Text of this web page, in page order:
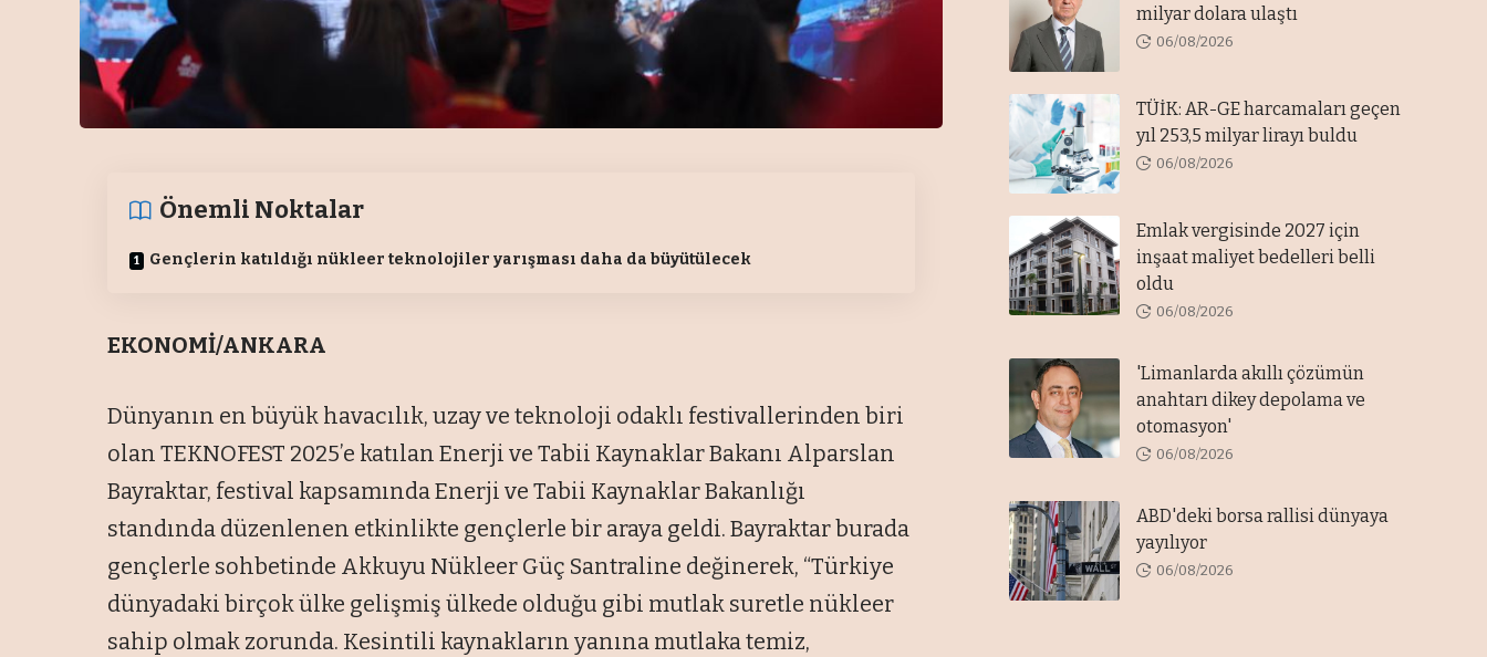
Önemli Noktalar
Gençlerin katıldığı nükleer teknolojiler yarışması daha da büyütülecek
EKONOMİ/ANKARA
Dünyanın en büyük havacılık, uzay ve teknoloji odaklı festivallerinden biri
olan TEKNOFEST 2025’e katılan Enerji ve Tabii Kaynaklar Bakanı Alparslan
Bayraktar, festival kapsamında Enerji ve Tabii Kaynaklar Bakanlığı
standında düzenlenen etkinlikte gençlerle bir araya geldi. Bayraktar burada
gençlerle sohbetinde Akkuyu Nükleer Güç Santraline değinerek, “Türkiye
dünyadaki birçok ülke gelişmiş ülkede olduğu gibi mutlak suretle nükleer
sahip olmak zorunda. Kesintili kaynakların yanına mutlaka temiz,
milyar dolara ulaştı
06/08/2026
TÜİK: AR-GE harcamaları geçen
yıl 253,5 milyar lirayı buldu
06/08/2026
Emlak vergisinde 2027 için
inşaat maliyet bedelleri belli
oldu
06/08/2026
'Limanlarda akıllı çözümün
anahtarı dikey depolama ve
otomasyon'
06/08/2026
ABD'deki borsa rallisi dünyaya
yayılıyor
06/08/2026